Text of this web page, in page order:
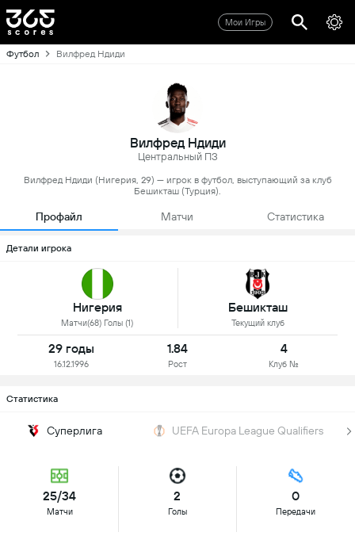
Мои Игры
Футбол Вилфред Ндиди
Вилфред Ндиди
Центральный ПЗ
Вилфред Ндиди (Нигерия, 29) — игрок в футбол, выступающий за клуб
Бешикташ (Турция).
Профайл Матчи Статистика
Детали игрока
Нигерия
Матчи(68) Голы (1)
Бешикташ
Текущий клуб
29 годы
16.12.1996
1.84
Рост
4
Клуб №
Статистика
Суперлига UEFA Europa League Qualifiers
25/34
Матчи
2
Голы
0
Передачи